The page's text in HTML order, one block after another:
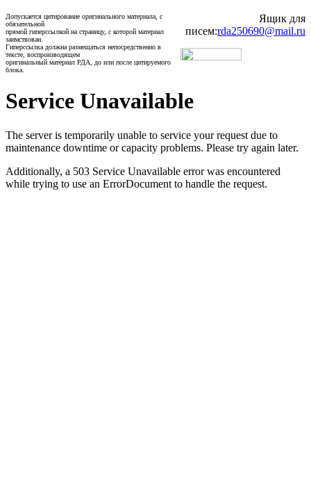
Допускается цитирование оригинального материала, с
обязательной
прямой гиперссылкой на страницу, с которой материал
заимствован.
Гиперссылка должна размещаться непосредственно в
тексте, воспроизводящем
оригинальный материал РДА, до или после цитируемого
блока.
Ящик для
писем:rda250690@mail.ru
Service Unavailable
The server is temporarily unable to service your request due to
maintenance downtime or capacity problems. Please try again later.
Additionally, a 503 Service Unavailable error was encountered
while trying to use an ErrorDocument to handle the request.